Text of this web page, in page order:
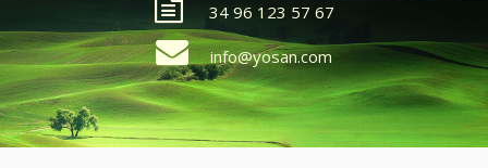
34 96 123 57 67
info@yosan.com